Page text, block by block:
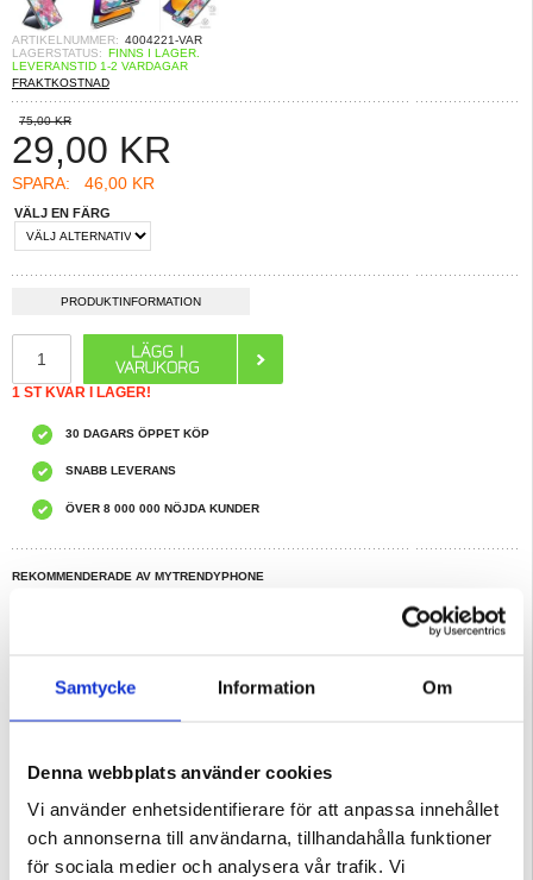
Samtycke Information Om
Denna webbplats använder cookies
Vi använder enhetsidentifierare för att anpassa innehållet
och annonserna till användarna, tillhandahålla funktioner
för sociala medier och analysera vår trafik. Vi
ARTIKELNUMMER: 4004221-VAR
LAGERSTATUS: FINNS I LAGER.
LEVERANSTID 1-2 VARDAGAR
FRAKTKOSTNAD
75,00 KR
29,00 KR
SPARA: 46,00 KR
VÄLJ EN FÄRG
PRODUKTINFORMATION
1 ST KVAR I LAGER!
30 DAGARS ÖPPET KÖP
SNABB LEVERANS
ÖVER 8 000 000 NÖJDA KUNDER
REKOMMENDERADE AV MYTRENDYPHONE
LIVE CHAT
Beskrivning
Klä upp din iPhone 15 Pro Max i detta stiliga TPU skal med ett attraktivt
iPhone 15 Pro Max mot repor och stötar. Alla nödvändiga utskärningar för
portar och kamera är utförda med precision och sidoknapparna är gjutna för att
förhindra smuts från att orsaka några skador.
Egenskaper: